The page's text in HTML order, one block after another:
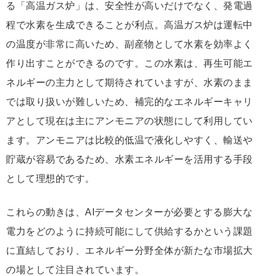
る「高温ガス炉」は、安全性が高いだけでなく、発電過
程で水素を生成できることが利点。高温ガス炉は運転中
の温度が非常に高いため、副産物として水素を効率よく
作り出すことができるのです。この水素は、再生可能エ
ネルギーの主力として期待されていますが、水素のまま
では取り扱いが難しいため、補完的なエネルギーキャリ
アとして現在は主にアンモニアの状態にして利用してい
ます。アンモニアは比較的低温で液化しやすく、輸送や
貯蔵が容易であるため、水素エネルギーを活用する手段
として理想的です。
これらの動きは、AIデータセンターが必要とする膨大な
電力をどのように持続可能にして供給するかという課題
に直結しており、エネルギー分野全体が新たな市場拡大
の場として注目されています。